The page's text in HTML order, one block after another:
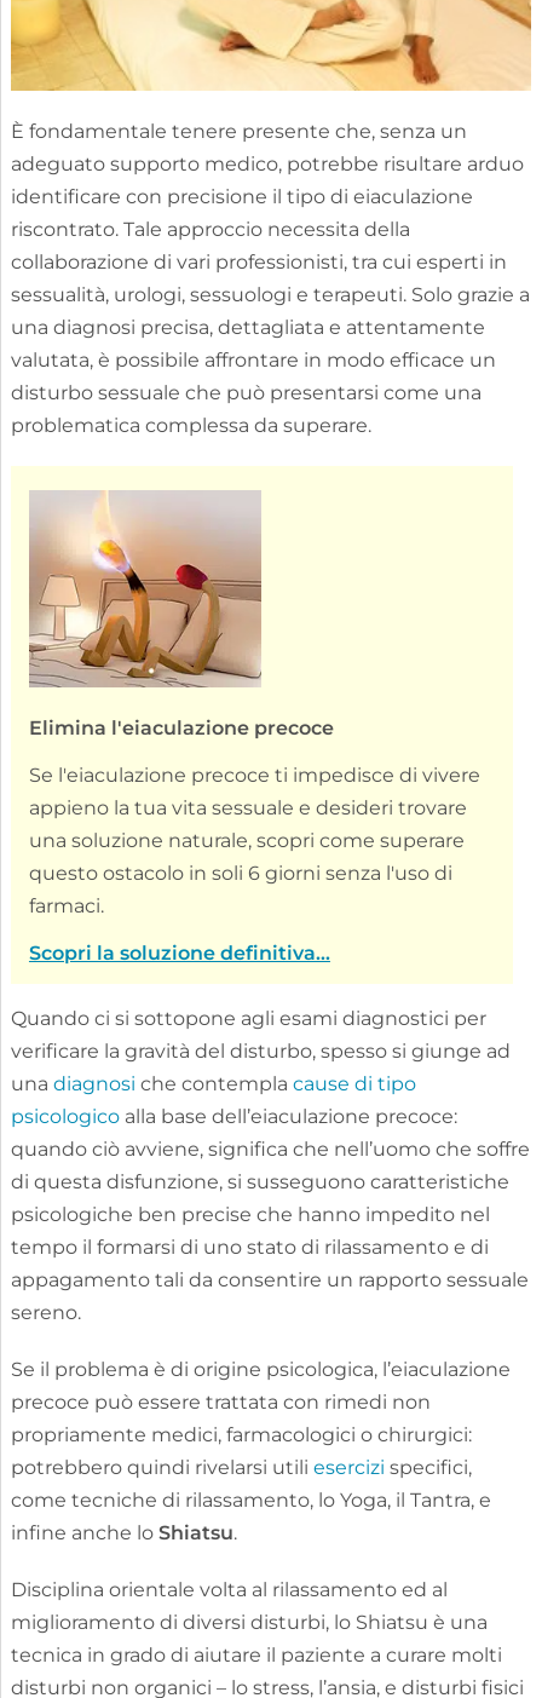
È fondamentale tenere presente che, senza un
adeguato supporto medico, potrebbe risultare arduo
identificare con precisione il tipo di eiaculazione
riscontrato. Tale approccio necessita della
collaborazione di vari professionisti, tra cui esperti in
sessualità, urologi, sessuologi e terapeuti. Solo grazie a
una diagnosi precisa, dettagliata e attentamente
valutata, è possibile affrontare in modo efficace un
disturbo sessuale che può presentarsi come una
problematica complessa da superare.
Elimina l'eiaculazione precoce
Se l'eiaculazione precoce ti impedisce di vivere
appieno la tua vita sessuale e desideri trovare
una soluzione naturale, scopri come superare
questo ostacolo in soli 6 giorni senza l'uso di
farmaci.
Scopri la soluzione definitiva...
Quando ci si sottopone agli esami diagnostici per
verificare la gravità del disturbo, spesso si giunge ad
una diagnosi che contempla cause di tipo
psicologicoalla base dell’eiaculazione precoce:
quando ciò avviene, significa che nell’uomo che soffre
di questa disfunzione, si susseguono caratteristiche
psicologiche ben precise che hanno impedito nel
tempo il formarsi di uno stato di rilassamento e di
appagamento tali da consentire un rapporto sessuale
sereno.
Se il problema è di origine psicologica, l’eiaculazione
precoce può essere trattata con rimedi non
propriamente medici, farmacologici o chirurgici:
potrebbero quindi rivelarsi utili esercizi specifici,
come tecniche di rilassamento, lo Yoga, il Tantra, e
infine anche lo Shiatsu.
Disciplina orientale volta al rilassamento ed al
miglioramento di diversi disturbi, lo Shiatsu è una
tecnica in grado di aiutare il paziente a curare molti
disturbi non organici – lo stress, l’ansia, e disturbi fisici